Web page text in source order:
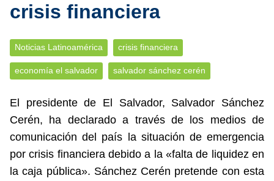
crisis financiera
Noticias Latinoamérica crisis financiera
economía el salvador salvador sánchez cerén
El presidente de El Salvador, Salvador Sánchez
Cerén, ha declarado a través de los medios de
comunicación del país la situación de emergencia
por crisis financiera debido a la «falta de liquidez en
la caja pública». Sánchez Cerén pretende con esta